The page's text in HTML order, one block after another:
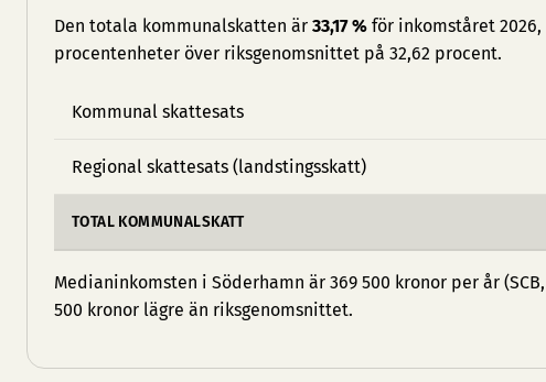
Den totala kommunalskatten är 33,17 % för inkomståret 2026,
procentenheter över riksgenomsnittet på 32,62 procent.
Kommunal skattesats
Regional skattesats (landstingsskatt)
TOTAL KOMMUNALSKATT
Medianinkomsten i Söderhamn är 369 500 kronor per år
500 kronor lägre än riksgenomsnittet.